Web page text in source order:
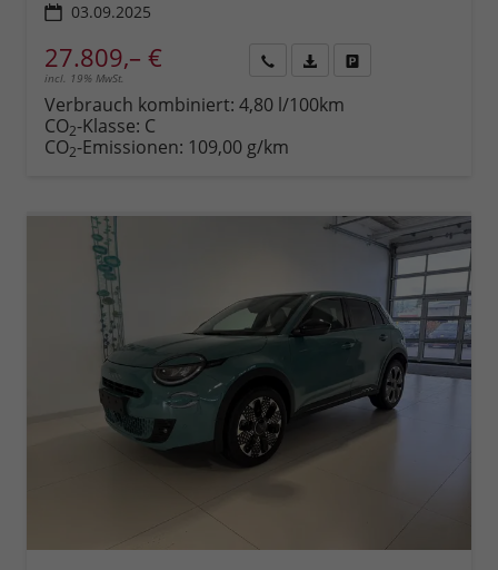
03.09.2025
27.809,– €
incl. 19% MwSt.
anfordern
Datei,
Verbrauch kombiniert: 4,80 l/100km
CO2-Klasse: C
CO2-Emissionen: 109,00 g/km